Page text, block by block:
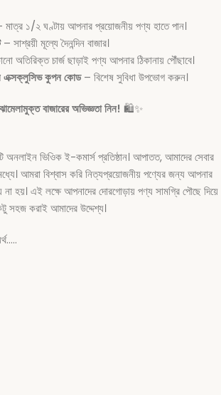
১/২ ঘণ্টায় আপনার প্রয়োজনীয় পণ্য হাতে পান।
– সাশ্রয়ী মূল্যে দৈনন্দিন বাজার।
অতিরিক্ত চার্জ ছাড়াই পণ্য আপনার ঠিকানায় পৌঁছাবে।
এক্সক্লুসিভ কুপন কোড– বিশেষ সুবিধা উপভোগ করুন।
বাজারের অভিজ্ঞতা নিন! 🛍️✨
ভিওিক ই-কমার্স প্রতিষ্ঠান। আপাতত, আমাদের সেবার
আমরা বিশ্বাস করি নিত্যপ্রয়োজনীয় পণ্যের জন্য আপনার
হয়। এই লক্ষে আপনাদের দোরগোড়ায় পণ্য সামগ্রি পৌছে দিয়ে
সহজ করাই আমাদের উদ্দেশ্য।